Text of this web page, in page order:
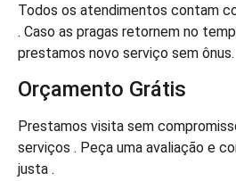
Todos os atendimentos contam
. Caso as pragas retornem no
prestamos novo serviço sem ônus.
Orçamento Grátis
Prestamos visita sem
serviços . Peça uma avaliação e
justa .